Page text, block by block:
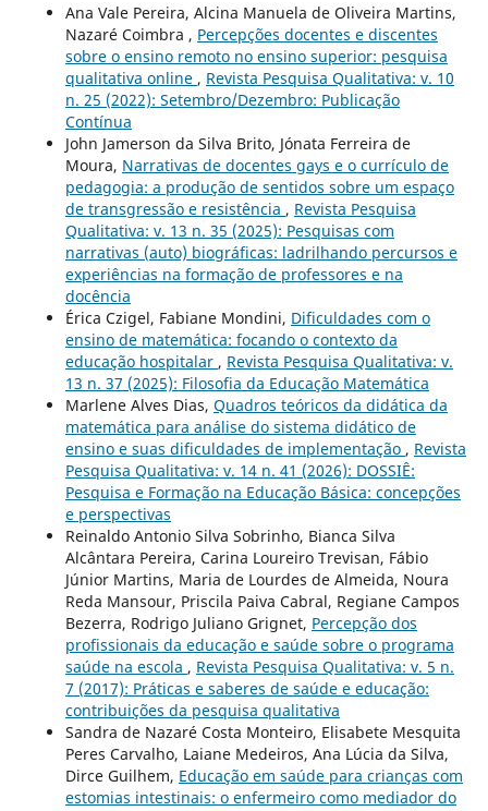
Ana Vale Pereira, Alcina Manuela de Oliveira Martins,
Nazaré Coimbra , Percepções docentes e discentes
sobre o ensino remoto no ensino superior: pesquisa
qualitativa online , Revista Pesquisa Qualitativa: v. 10
n. 25 (2022): Setembro/Dezembro: Publicação
Contínua
John Jamerson da Silva Brito, Jónata Ferreira de
Moura, Narrativas de docentes gays e o currículo de
pedagogia: a produção de sentidos sobre um espaço
de transgressão e resistência , Revista Pesquisa
Qualitativa: v. 13 n. 35 (2025): Pesquisas com
narrativas (auto) biográficas: ladrilhando percursos e
experiências na formação de professores e na
docência
Érica Czigel, Fabiane Mondini, Dificuldades com o
ensino de matemática: focando o contexto da
educação hospitalar , Revista Pesquisa Qualitativa: v.
13 n. 37 (2025): Filosofia da Educação Matemática
Marlene Alves Dias, Quadros teóricos da didática da
matemática para análise do sistema didático de
ensino e suas dificuldades de implementação , Revista
Pesquisa Qualitativa: v. 14 n. 41 (2026): DOSSIÊ:
Pesquisa e Formação na Educação Básica: concepções
e perspectivas
Reinaldo Antonio Silva Sobrinho, Bianca Silva
Alcântara Pereira, Carina Loureiro Trevisan, Fábio
Júnior Martins, Maria de Lourdes de Almeida, Noura
Reda Mansour, Priscila Paiva Cabral, Regiane Campos
Bezerra, Rodrigo Juliano Grignet, Percepção dos
profissionais da educação e saúde sobre o programa
saúde na escola , Revista Pesquisa Qualitativa: v. 5 n.
7 (2017): Práticas e saberes de saúde e educação:
contribuições da pesquisa qualitativa
Sandra de Nazaré Costa Monteiro, Elisabete Mesquita
Peres Carvalho, Laiane Medeiros, Ana Lúcia da Silva,
Dirce Guilhem, Educação em saúde para crianças com
estomias intestinais: o enfermeiro como mediador do